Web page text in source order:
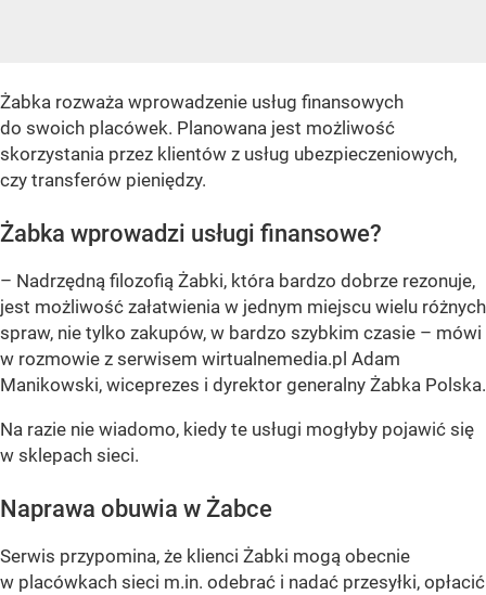
Żabka rozważa wprowadzenie usług finansowych
do swoich placówek. Planowana jest możliwość
skorzystania przez klientów z usług ubezpieczeniowych,
czy transferów pieniędzy.
Żabka wprowadzi usługi finansowe?
– Nadrzędną filozofią Żabki, która bardzo dobrze rezonuje,
jest możliwość załatwienia w jednym miejscu wielu różnych
spraw, nie tylko zakupów, w bardzo szybkim czasie – mówi
w rozmowie z serwisem wirtualnemedia.pl Adam
Manikowski, wiceprezes i dyrektor generalny Żabka Polska.
Na razie nie wiadomo, kiedy te usługi mogłyby pojawić się
w sklepach sieci.
Naprawa obuwia w Żabce
Serwis przypomina, że klienci Żabki mogą obecnie
w placówkach sieci m.in. odebrać i nadać przesyłki, opłacić